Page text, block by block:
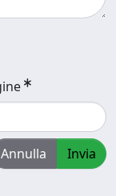
Annulla Invia